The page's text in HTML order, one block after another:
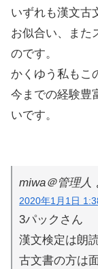
いずれも漢文古
お似合い、また
のです。
かくゆう私もこ
今までの経験豊
いです。
miwa＠管理人
2020年1月1日
3パックさん
漢文検定は朗
古文書の方は